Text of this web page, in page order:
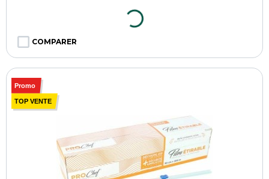
COMPARER
Promo
TOP VENTE